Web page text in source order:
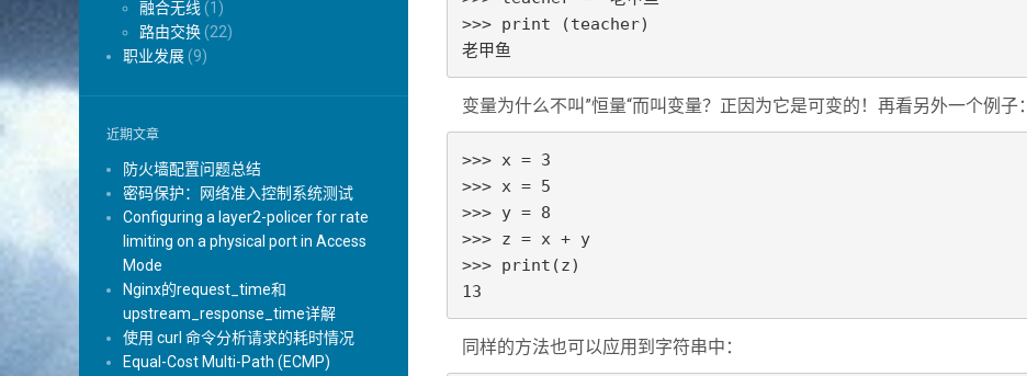
融合无线 (1)
路由交换(22)
职业发展(9)
近期文章
防火墙配置问题总结
密码保护：网络准入控制系统测试
Configuring a layer2-policer for rate
limiting on a physical port in Access
Mode
Nginx的request_time和
upstream_response_time详解
使用 curl 命令分析请求的耗时情况
Equal-Cost Multi-Path (ECMP)
>>> print (teacher)
老甲鱼
变量为什么不叫”恒量“而叫变量？正因为它是可变的！再看另外一个例子：
>>> x = 3
>>> x = 5
>>> y = 8
>>> z = x + y
>>> print(z)
13
同样的方法也可以应用到字符串中：